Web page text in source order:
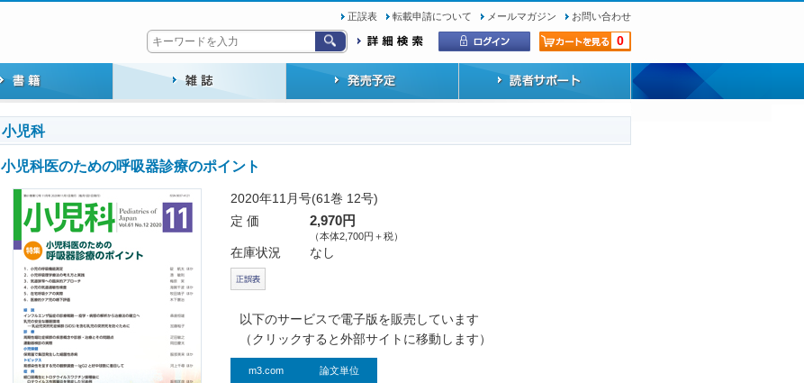
正誤表 転載申請について メールマガジン お問い合わせ
0
小児科
小児科医のための呼吸器診療のポイント
2020年11月号(61巻 12号)
定 価
2,970円
（本体2,700円＋税）
在庫状況 なし
以下のサービスで電子版を販売しています
（クリックすると外部サイトに移動します）
m3.com 論文単位